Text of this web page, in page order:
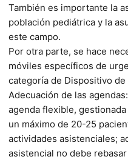
También es importante la
población pediátrica y la
este campo.
Por otra parte, se hace
móviles específicos de
categoría de Dispositivo de
Adecuación de las
agenda flexible,
un máximo de 20-25
actividades asistenciales;
asistencial no debe